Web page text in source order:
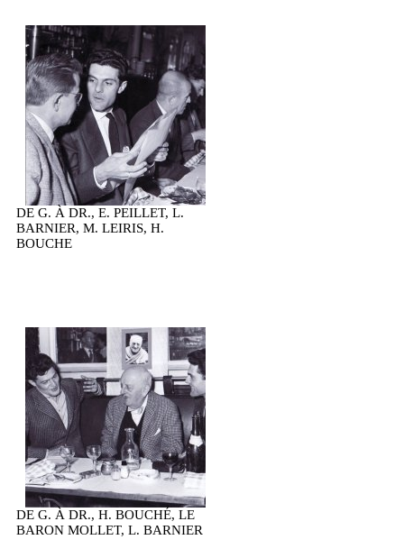
DE G. À DR., E. PEILLET, L.
BARNIER, M. LEIRIS, H.
BOUCHE
DE G. À DR., H. BOUCHÉ, LE
BARON MOLLET, L. BARNIER